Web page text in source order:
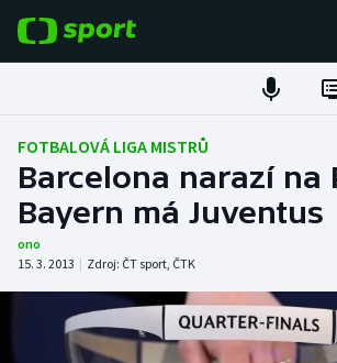
Fotbal
Hokej
Atletika
Cyklistika
FOTBALOVÁ LIGA MISTRŮ
Barcelona narazí na
Bayern má Juventus
ono
15. 3. 2013 | Zdroj: ČT sport, ČTK